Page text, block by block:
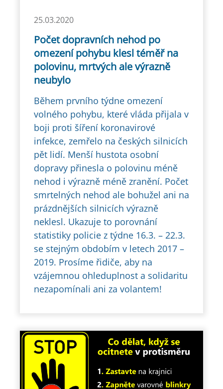
25.03.2020
Počet dopravních nehod po
omezení pohybu klesl téměř na
polovinu, mrtvých ale výrazně
neubylo
Během prvního týdne omezení
volného pohybu, které vláda přijala v
boji proti šíření koronavirové
infekce, zemřelo na českých silnicích
pět lidí. Menší hustota osobní
dopravy přinesla o polovinu méně
nehod i výrazně méně zranění. Počet
smrtelných nehod ale bohužel ani na
prázdnějších silnicích výrazně
neklesl. Ukazuje to porovnání
statistiky policie z týdne 16.3. – 22.3.
se stejným obdobím v letech 2017 –
2019. Prosíme řidiče, aby na
vzájemnou ohleduplnost a solidaritu
nezapomínali ani za volantem!